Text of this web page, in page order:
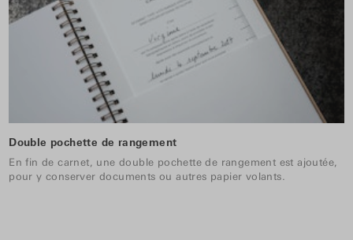
Double pochette de rangement
En fin de carnet, une double pochette de rangement est ajoutée,
pour y conserver documents ou autres papier volants.